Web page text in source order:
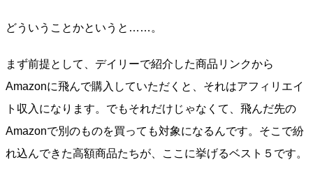
どういうことかというと……。
まず前提として、デイリーで紹介した商品リンクから
Amazonに飛んで購入していただくと、それはアフィリエイ
ト収入になります。でもそれだけじゃなくて、飛んだ先の
Amazonで別のものを買っても対象になるんです。そこで紛
れ込んできた高額商品たちが、ここに挙げるベスト５です。